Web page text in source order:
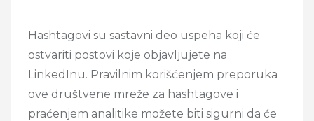
Hashtagovi su sastavni deo uspeha koji će
ostvariti postovi koje objavljujete na
LinkedInu. Pravilnim korišćenjem preporuka
ove društvene mreže za hashtagove i
praćenjem analitike možete biti sigurni da će